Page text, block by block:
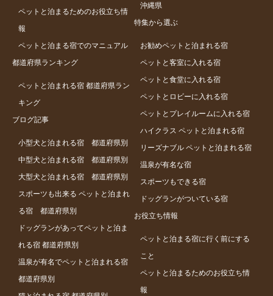
ペットと泊まるためのお役立ち情
報
ペットと泊まる宿でのマニュアル
都道府県ランキング
ペットと泊まれる宿 都道府県ラン
キング
ブログ記事
小型犬と泊まれる宿 都道府県別
中型犬と泊まれる宿 都道府県別
大型犬と泊まれる宿 都道府県別
スポーツも出来る ペットと泊まれ
る宿 都道府県別
ドッグランがあってペットと泊ま
れる宿 都道府県別
温泉が有名でペットと泊まれる宿
都道府県別
沖縄県
特集から選ぶ
お勧めペットと泊まれる宿
ペットと客室に入れる宿
ペットと食堂に入れる宿
ペットとロビーに入れる宿
ペットとプレイルームに入れる宿
ハイクラス ペットと泊まれる宿
リーズナブル ペットと泊まれる宿
温泉が有名な宿
スポーツもできる宿
ドッグランがついている宿
お役立ち情報
ペットと泊まる宿に行く前にする
こと
ペットと泊まるためのお役立ち情
報